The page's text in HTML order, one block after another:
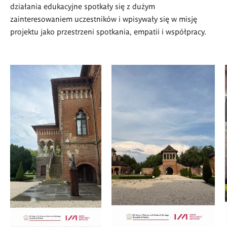
działania edukacyjne spotkały się z dużym
zainteresowaniem uczestników i wpisywały się w misję
projektu jako przestrzeni spotkania, empatii i współpracy.